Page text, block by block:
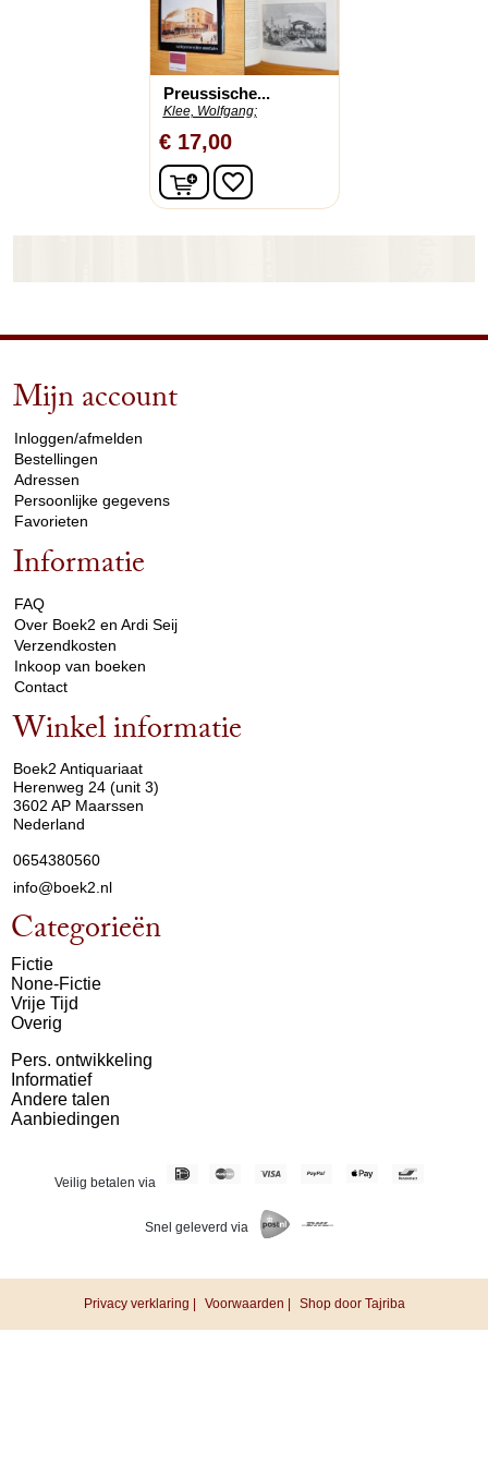
Preussische...
Klee, Wolfgang;
€ 17,00
In winkelwagen
favorite_border
Mijn account
Inloggen/afmelden
Bestellingen
Adressen
Persoonlijke gegevens
Favorieten
Informatie
FAQ
Over Boek2 en Ardi Seij
Verzendkosten
Inkoop van boeken
Contact
Winkel informatie
Boek2 Antiquariaat
Herenweg 24 (unit 3)
3602 AP Maarssen
Nederland
0654380560
info@boek2.nl
Categorieën
Fictie
None-Fictie
Vrije Tijd
Overig
Pers. ontwikkeling
Informatief
Andere talen
Aanbiedingen
Veilig betalen via
Snel geleverd via
Privacy verklaring | Voorwaarden | Shop door Tajriba